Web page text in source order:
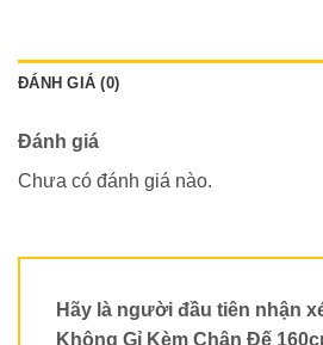
ĐÁNH GIÁ (0)
Đánh giá
Chưa có đánh giá nào.
Hãy là người đầu tiên nhận
Không Gỉ Kèm Chân Đế